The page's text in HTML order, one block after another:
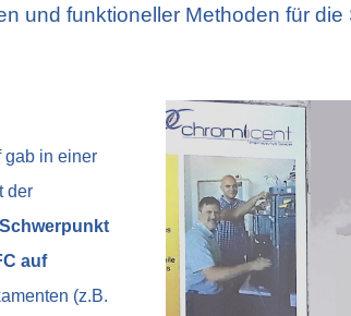
und funktioneller Methoden für die
gab in einer
der
Schwerpunkt
auf
(z.B.